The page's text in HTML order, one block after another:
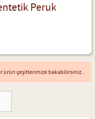
Peruk
ürün çeşitlerimize bakabilirsiniz..